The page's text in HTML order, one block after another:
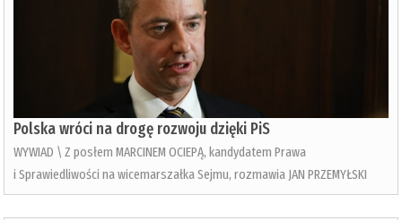
Polska wróci na drogę rozwoju dzięki PiS
WYWIAD \ Z posłem MARCINEM OCIEPĄ, kandydatem Prawa
i Sprawiedliwości na wicemarszałka Sejmu, rozmawia JAN PRZEMYŁSKI